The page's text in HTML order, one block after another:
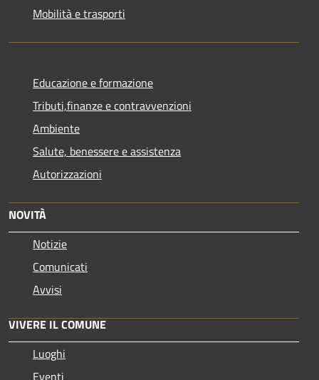
Mobilità e trasporti
Educazione e formazione
Tributi,finanze e contravvenzioni
Ambiente
Salute, benessere e assistenza
Autorizzazioni
NOVITÀ
Notizie
Comunicati
Avvisi
VIVERE IL COMUNE
Luoghi
Eventi